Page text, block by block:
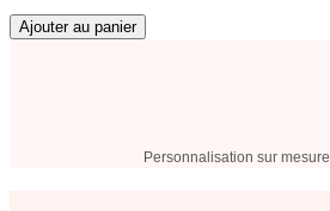
Ajouter au panier
Personnalisation sur mesure